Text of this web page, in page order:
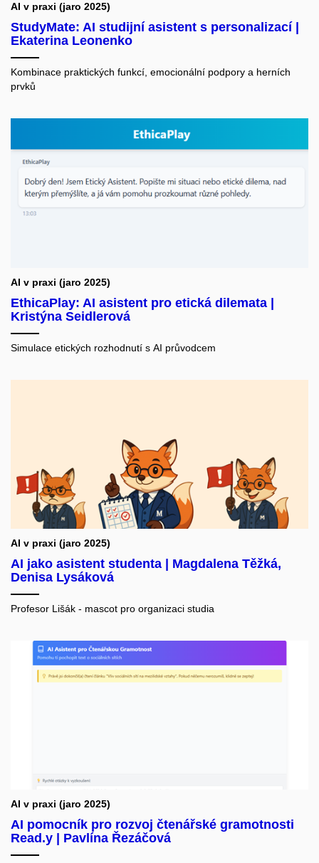
AI v praxi (jaro 2025)
StudyMate: AI studijní asistent s personalizací |
Ekaterina Leonenko
Kombinace praktických funkcí, emocionální podpory a herních
prvků
AI v praxi (jaro 2025)
EthicaPlay: AI asistent pro etická dilemata |
Kristýna Seidlerová
Simulace etických rozhodnutí s AI průvodcem
AI v praxi (jaro 2025)
AI jako asistent studenta | Magdalena Těžká,
Denisa Lysáková
Profesor Lišák - mascot pro organizaci studia
AI v praxi (jaro 2025)
AI pomocník pro rozvoj čtenářské gramotnosti
Read.y | Pavlína Řezáčová